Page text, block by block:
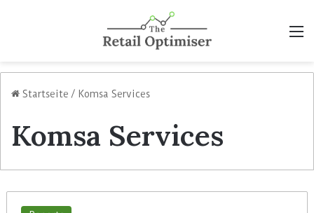
Startseite / Komsa Services
Komsa Services